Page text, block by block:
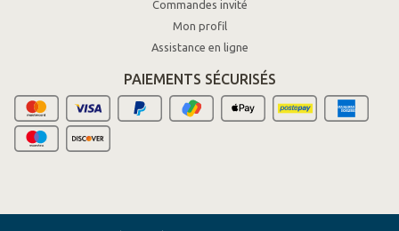
Commandes invité
Mon profil
Assistance en ligne
PAIEMENTS SÉCURISÉS